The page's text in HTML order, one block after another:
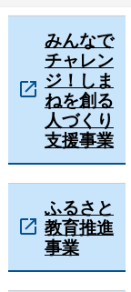
みんなで
チャレン
ジ！しま
ねを創る
人づくり
支援事業
ふるさと
教育推進
事業